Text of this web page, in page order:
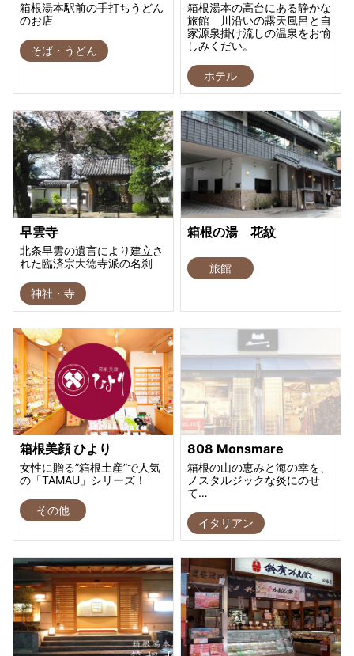
箱根湯本駅前の手打ちうどん
のお店
そば・うどん
箱根湯本の高台にある静かな
旅館 川沿いの露天風呂と自
家源泉掛け流しの温泉をお愉
しみくだい。
ホテル
早雲寺
北条早雲の遺言により建立さ
れた臨済宗大徳寺派の名刹
神社・寺
箱根の湯 花紋
旅館
箱根美顔 ひより
女性に贈る”箱根土産”で人気
の「TAMAU」シリーズ！
その他
808 Monsmare
箱根の山の恵みと海の幸を、
ノスタルジックな炎にのせ
て…
イタリアン